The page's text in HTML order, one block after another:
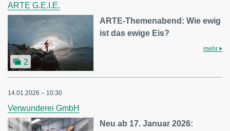
ARTE G.E.I.E.
2
ARTE-Themenabend: Wie ewig
ist das ewige Eis?
mehr
14.01.2026 – 10:30
Verwunderei GmbH
Neu ab 17. Januar 2026: